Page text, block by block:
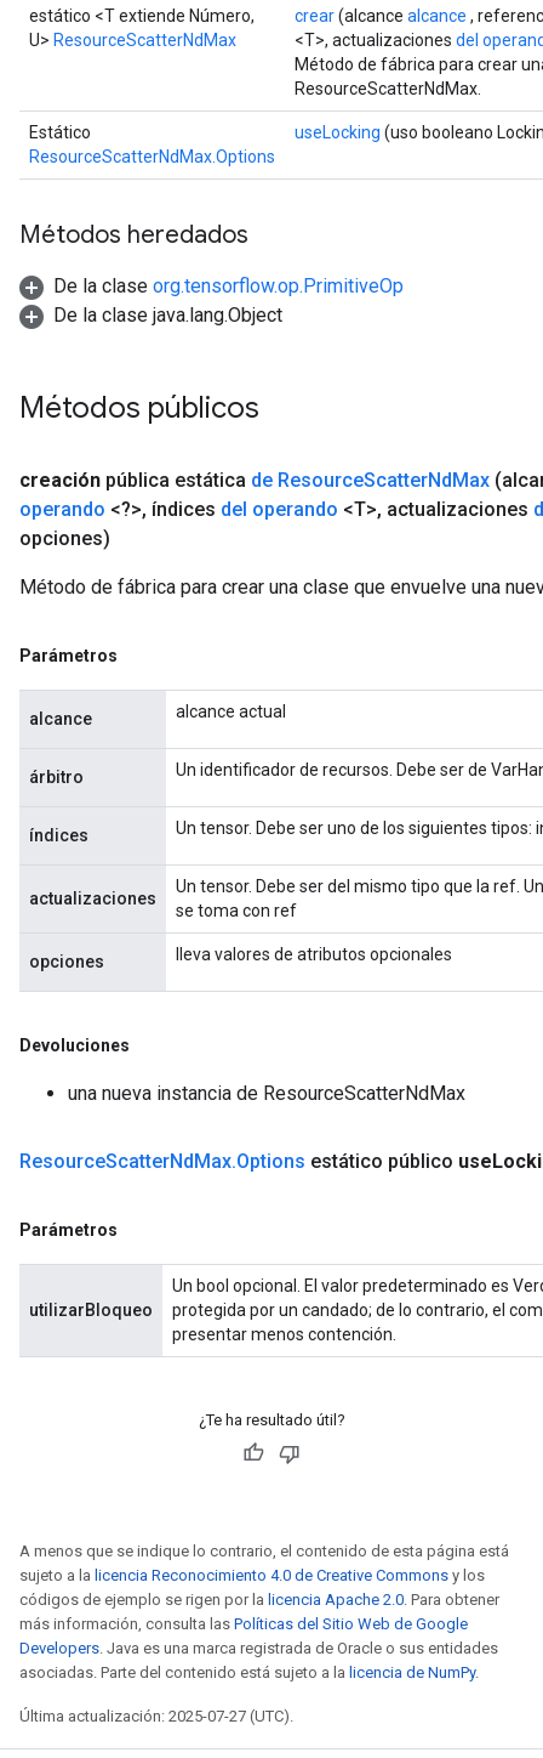
estático <T extiende Número,
U> ResourceScatterNdMax
crear(alcance alcance ,
<T>, actualizaciones del
Método de fábrica para crear
ResourceScatterNdMax.
Estático
ResourceScatterNdMax.Options
useLocking (uso booleano
Métodos heredados
De la clase org.tensorflow.op.PrimitiveOp
De la clase java.lang.Object
Métodos públicos
creación pública estática de ResourceScatterNdMax
operando <?>, índices del operando <T>, actualizaciones
opciones)
Método de fábrica para crear una clase que envuelve una
Parámetros
alcance alcance actual
árbitro Un identificador de recursos. Debe ser de
índices Un tensor. Debe ser uno de los siguientes
actualizaciones
Un tensor. Debe ser del mismo tipo que la ref.
se toma con ref
opciones lleva valores de atributos opcionales
Devoluciones
una nueva instancia de ResourceScatterNdMax
ResourceScatterNdMax.Options estático público use
Parámetros
utilizarBloqueo
Un bool opcional. El valor predeterminado es
protegida por un candado; de lo contrario, el
presentar menos contención.
¿Te ha resultado útil?
A menos que se indique lo contrario, el contenido de esta página está
sujeto a la licencia Reconocimiento 4.0 de Creative Commons y los
códigos de ejemplo se rigen por la licencia Apache 2.0. Para obtener
más información, consulta las Políticas del Sitio Web de Google
Developers. Java es una marca registrada de Oracle o sus entidades
asociadas. Parte del contenido está sujeto a la licencia de NumPy.
Última actualización: 2025-07-27 (UTC).